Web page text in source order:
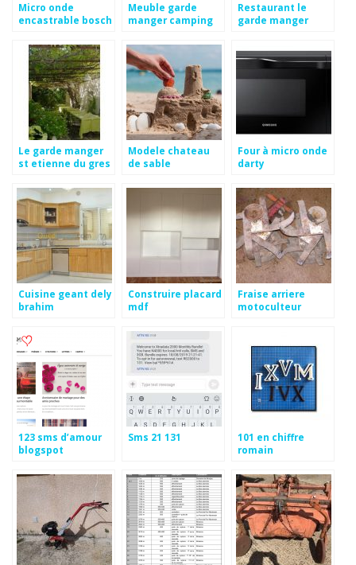
Micro onde
encastrable bosch
Meuble garde
manger camping
Restaurant le
garde manger
Le garde manger
st etienne du gres
Modele chateau
de sable
Four à micro onde
darty
Cuisine geant dely
brahim
Construire placard
mdf
Fraise arriere
motoculteur
123 sms d’amour
blogspot
Sms 21 131
101 en chiffre
romain